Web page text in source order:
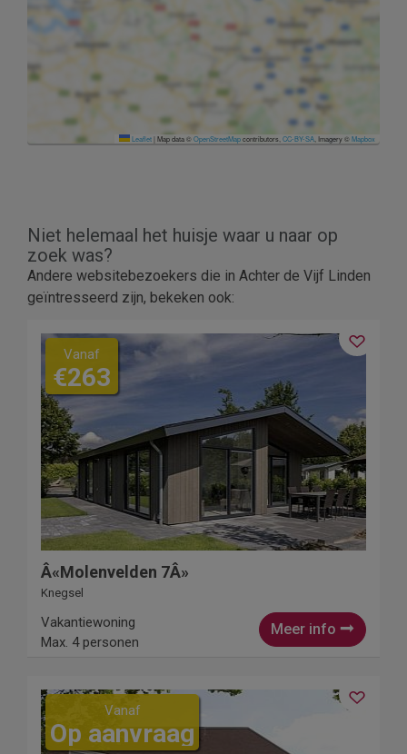
Leaflet|Map data ©OpenStreetMapcontributors,CC-BY-SA, Imagery ©Mapbox
Niet helemaal het huisje waar u naar op
zoek was?
Andere websitebezoekers die in Achter de Vijf Linden
geïntresseerd zijn, bekeken ook:
Vanaf
€263
Â«Molenvelden 7Â»
Knegsel
Meer info
Vakantiewoning
Max. 4 personen
Vanaf
Op aanvraag